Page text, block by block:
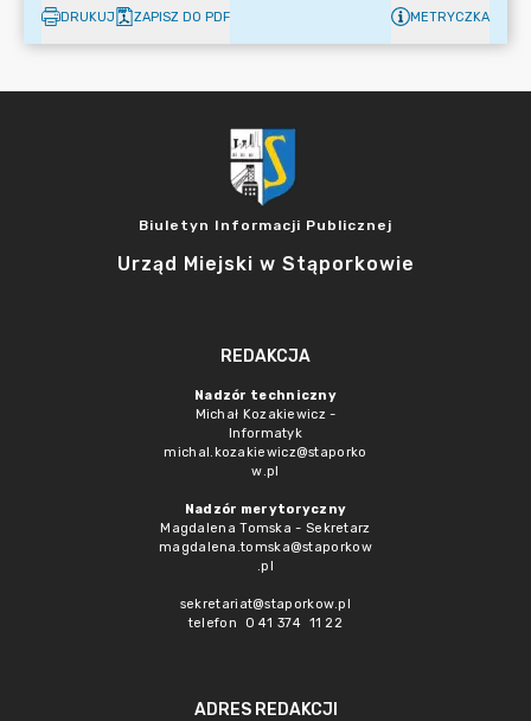
DRUKUJ ZAPISZ DO PDF METRYCZKA
Biuletyn Informacji Publicznej
Urząd Miejski w Stąporkowie
REDAKCJA
Nadzór techniczny
Michał Kozakiewicz -
Informatyk
michal.kozakiewicz@staporko
w.pl
Nadzór merytoryczny
Magdalena Tomska - Sekretarz
magdalena.tomska@staporkow
.pl
sekretariat@staporkow.pl
telefon 0 41 374 11 22
ADRES REDAKCJI